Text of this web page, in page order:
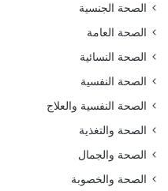
الصحة الجنسية
الصحة العامة
الصحة النسائية
الصحة النفسية
الصحة النفسية والعلاج
الصحة والتغذية
الصحة والجمال
الصحة والخصوبة